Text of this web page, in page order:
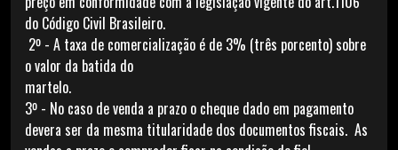
do Código Civil Brasileiro.
2º - A taxa de comercialização é de 3% (três porcento) sobre
o valor da batida do
3º - No caso de venda a prazo o cheque dado em pagamento
devera ser da mesma titularidade dos documentos fiscais. As